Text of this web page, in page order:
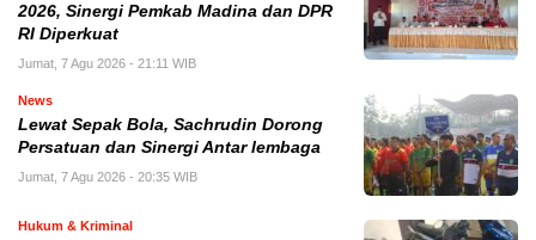
2026, Sinergi Pemkab Madina dan DPR
RI Diperkuat
Jumat, 7 Agu 2026 - 21:11 WIB
News
Lewat Sepak Bola, Sachrudin Dorong
Persatuan dan Sinergi Antar lembaga
Jumat, 7 Agu 2026 - 20:35 WIB
Hukum & Kriminal